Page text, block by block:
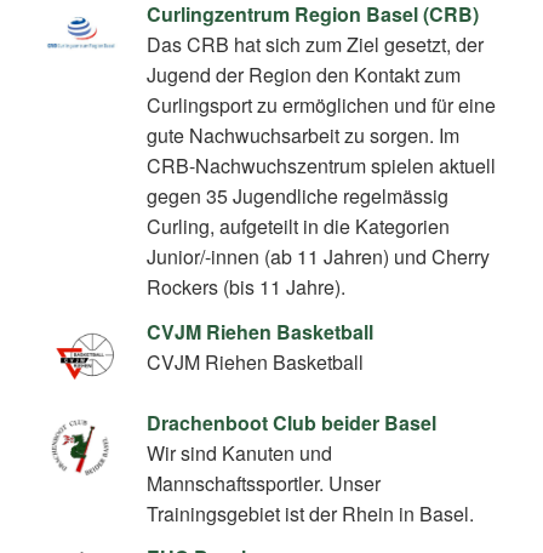
Curlingzentrum Region Basel (CRB)
Das CRB hat sich zum Ziel gesetzt, der
Jugend der Region den Kontakt zum
Curlingsport zu ermöglichen und für eine
gute Nachwuchsarbeit zu sorgen. Im
CRB-Nachwuchszentrum spielen aktuell
gegen 35 Jugendliche regelmässig
Curling, aufgeteilt in die Kategorien
Junior/-innen (ab 11 Jahren) und Cherry
Rockers (bis 11 Jahre).
CVJM Riehen Basketball
CVJM Riehen Basketball
Drachenboot Club beider Basel
Wir sind Kanuten und
Mannschaftssportler. Unser
Trainingsgebiet ist der Rhein in Basel.